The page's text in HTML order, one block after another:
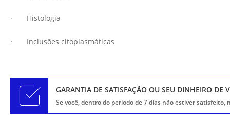
· Histologia
· Inclusões citoplasmáticas
GARANTIA DE SATISFAÇÃOOU SEU DINHEIRO DE
Se você, dentro do período de 7 dias não estiver satisfeito,